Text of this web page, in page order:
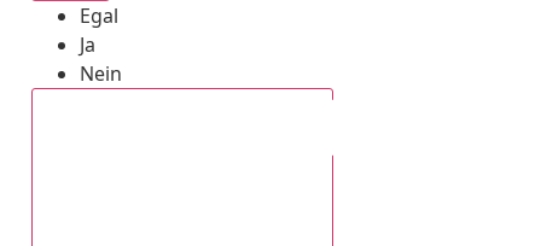
Egal
Ja
Nein